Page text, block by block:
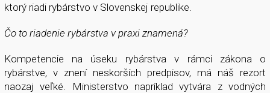
ktorý riadi rybárstvo v Slovenskej republike.
Čo to riadenie rybárstva v praxi znamená?
Kompetencie na úseku rybárstva v rámci zákona o
rybárstve, v znení neskorších predpisov, má náš rezort
naozaj veľké. Ministerstvo napríklad vytvára z vodných